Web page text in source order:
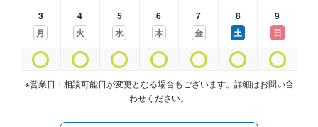
3
月
4
火
5
水
6
木
7
金
8
土
9
日
※営業日・相談可能日が変更となる場合もございます。詳細はお問い合
わせください。